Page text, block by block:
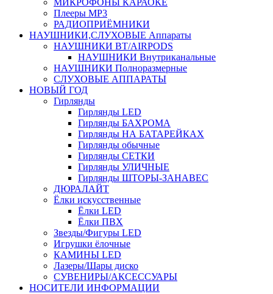
МИКРОФОНЫ КАРАОКЕ
Плееры MP3
РАДИОПРИЁМНИКИ
НАУШНИКИ,СЛУХОВЫЕ Аппараты
НАУШНИКИ BT/AIRPODS
НАУШНИКИ Внутриканальные
НАУШНИКИ Полноразмерные
СЛУХОВЫЕ АППАРАТЫ
НОВЫЙ ГОД
Гирлянды
Гирлянды LED
Гирлянды БАХРОМА
Гирлянды НА БАТАРЕЙКАХ
Гирлянды обычные
Гирлянды СЕТКИ
Гирлянды УЛИЧНЫЕ
Гирлянды ШТОРЫ-ЗАНАВЕС
ДЮРАЛАЙТ
Ёлки искусственные
Ёлки LED
Ёлки ПВХ
Звезды/Фигуры LED
Игрушки ёлочные
КАМИНЫ LED
Лазеры/Шары диско
СУВЕНИРЫ/АКСЕССУАРЫ
НОСИТЕЛИ ИНФОРМАЦИИ